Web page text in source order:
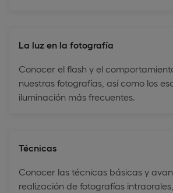
La luz en la fotografía
Conocer el flash y el
nuestras fotografías, así como los
iluminación más frecuentes.
Técnicas
Conocer las técnicas básicas y
realización de fotografías